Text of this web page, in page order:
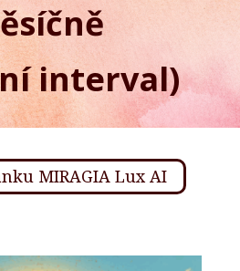
interval)
MIRAGIA Lux AI